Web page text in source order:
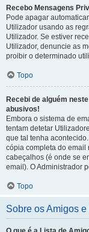
Recebo Mensagens
Pode apagar
Utilizador usando as
Utilizador. Se estiver
Utilizador, denuncie as
proibir o determinado
Topo
Recebi de alguém
abusivos!
Embora o sistema de
tentam detetar
que tal tenha
cópia completa do email
cabeçalhos (é onde se
email). O Administrador
Topo
Sobre os Amigos